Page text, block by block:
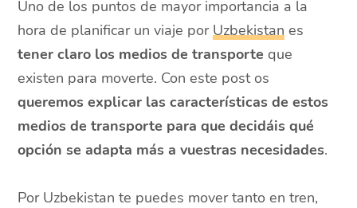
Uno de los puntos de mayor importancia a la
hora de planificar un viaje porUzbekistan es
tener claro los medios de transporteque
existen para moverte. Con este post os
queremos explicar las características de estos
medios de transporte para que decidáis qué
opción se adapta más a vuestras necesidades.
Por Uzbekistan te puedes mover tanto en tren,